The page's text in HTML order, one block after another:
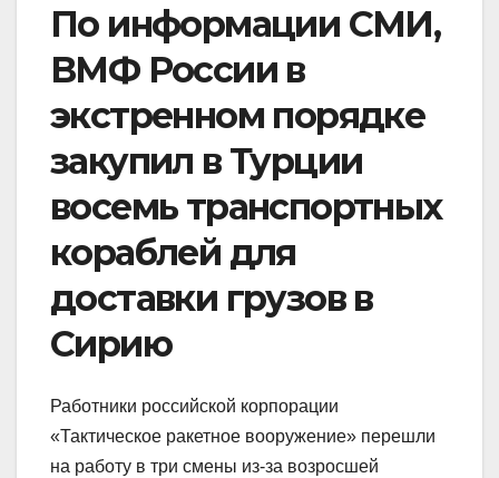
По информации СМИ,
ВМФ России в
экстренном порядке
закупил в Турции
восемь транспортных
кораблей для
доставки грузов в
Сирию
Работники российской корпорации
«Тактическое ракетное вооружение» перешли
на работу в три смены из-за возросшей